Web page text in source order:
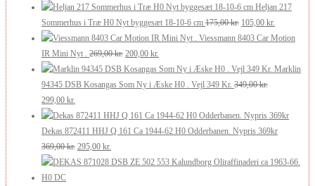
250,00 kr..200,00 kr..
oprindelige
pris
var:
210,00 kr..
aktuelle
pris
er:
126,00 kr..
Heljan 217
Sommerhus i Træ H0 Nyt byggesæt 18-10-6 cm 175,00kr. Den
oprindelige
var:
175,00 kr..
105,00 kr.
aktuelle
er:
105,00 kr..
Viessmann 8403 Car Motion
IR Mini Nyt .
269,00kr. Den
oprindelige
pris
269,00 kr..
200,00 kr.
aktuelle
pris
200,00 kr..
Marklin
94345 DSB Kosangas Som Ny i Æske H0 . Vejl 349 Kr. 349,00kr.
Den
oprindelige
pris
var:
349,00 kr..
299,00 kr.
aktuelle
pris
er:
299,00 kr..
Dekas 872411 HHJ Q 161 Ca 1944-62 H0 Odderbanen. Nypris 369kr
369,00kr. Den
oprindelige
295,00 kr.
aktuelle